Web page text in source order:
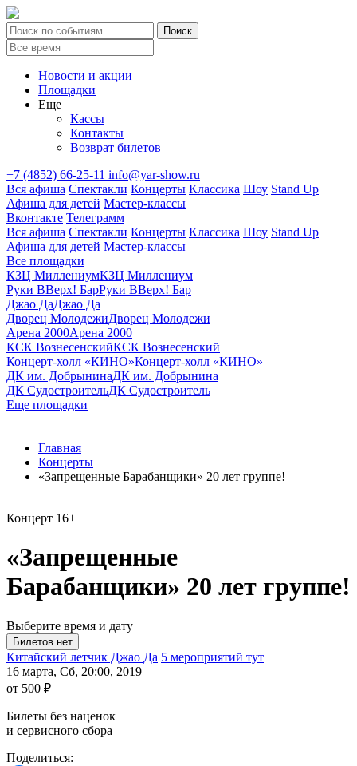
Новости и акции
Площадки
Еще
Кассы
Контакты
Возврат билетов
+7 (4852) 66-25-11 info@yar-show.ru
Вся афиша Спектакли Концерты Классика Шоу Stand Up
Афиша для детей Мастер-классы
Вконтакте Телеграмм
Вся афиша Спектакли Концерты Классика Шоу Stand Up
Афиша для детей Мастер-классы
Все площадки
КЗЦ МиллениумКЗЦ Миллениум
Руки ВВерх! БарРуки ВВерх! Бар
Джао ДаДжао Да
Дворец МолодежиДворец Молодежи
Арена 2000Арена 2000
КСК ВознесенскийКСК Вознесенский
Концерт-холл «КИНО»Концерт-холл «КИНО»
ДК им. ДобрынинаДК им. Добрынина
ДК СудостроительДК Судостроитель
Еще площадки
Главная
Концерты
«Запрещенные Барабанщики» 20 лет группе!
Концерт 16+
«Запрещенные
Барабанщики» 20 лет группе!
Выберите время и дату
Китайский летчик Джао Да 5 мероприятий тут
16 марта, Сб, 20:00, 2019
от 500 ₽
Билеты без наценок
и сервисного сбора
Поделиться: